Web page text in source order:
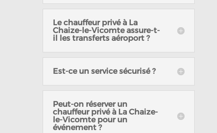
Le chauffeur privé à La
Chaize-le-Vicomte assure-t-
il les transferts aéroport ?
Est-ce un service sécurisé ?
Peut-on réserver un
chauffeur privé à La Chaize-
le-Vicomte pour un
événement ?